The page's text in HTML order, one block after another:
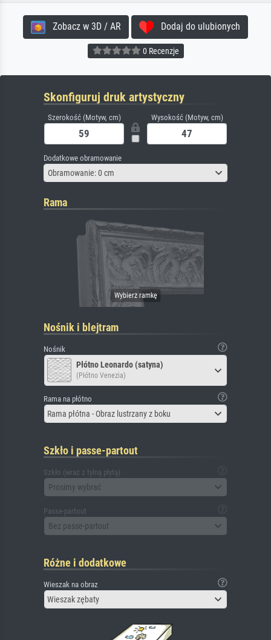
Zobacz w 3D / AR Dodaj do ulubionych
0 Recenzje
Skonfiguruj druk artystyczny
Szerokość (Motyw, cm) Wysokość (Motyw, cm)
Dodatkowe obramowanie
Obramowanie: 0 cm
Rama
Nośnik i blejtram
Nośnik
Płótno Leonardo (satyna)
(Płótno Venezia)
Rama na płótno
Rama płótna - Obraz lustrzany z boku
Szkło i passe-partout
Szkło (wraz z tylną płytą)
Prosimy wybrać
Passe-partout
Bez passe-partout
Różne i dodatkowe
Wieszak na obraz
Wieszak zębaty